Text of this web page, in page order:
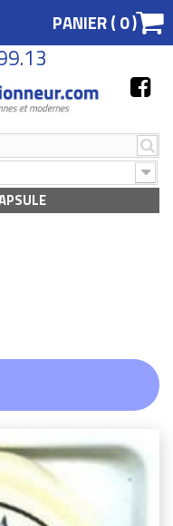
PANIER (0)